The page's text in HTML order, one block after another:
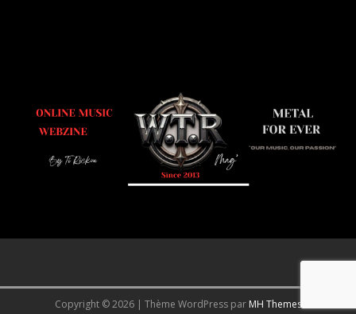
Copyright © 2026 | Thème WordPress par MH Themes